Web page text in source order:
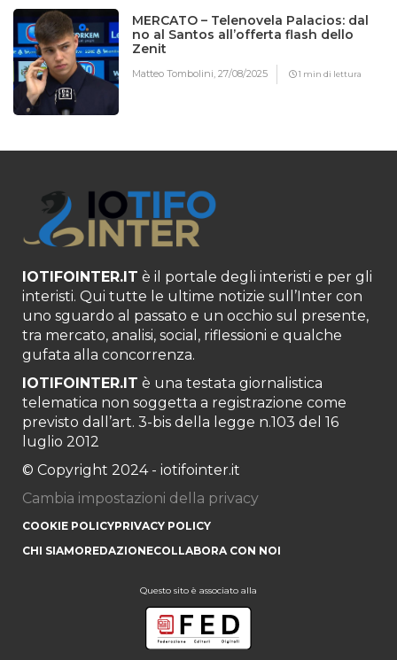
MERCATO – Telenovela Palacios: dal
no al Santos all’offerta flash dello
Zenit
Matteo Tombolini,27/08/2025 1 min di lettura
IOTIFOINTER.IT è il portale degli interisti e per gli
interisti. Qui tutte le ultime notizie sull’Inter con
uno sguardo al passato e un occhio sul presente,
tra mercato, analisi, social, riflessioni e qualche
gufata alla concorrenza.
IOTIFOINTER.IT è una testata giornalistica
telematica non soggetta a registrazione come
previsto dall’art. 3-bis della legge n.103 del 16
luglio 2012
© Copyright 2024 - iotifointer.it
Cambia impostazioni della privacy
COOKIE POLICYPRIVACY POLICY
CHI SIAMOREDAZIONECOLLABORA CON NOI
Questo sito è associato alla